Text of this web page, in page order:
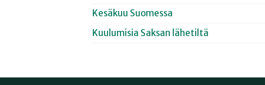
Kesäkuu Suomessa
Kuulumisia Saksan lähetiltä